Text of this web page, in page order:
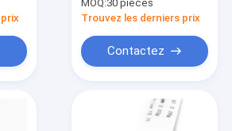
Sapphire Birthstone
Necklace
MOQ:30 pièces
Trouvez les derniers prix
Contactez